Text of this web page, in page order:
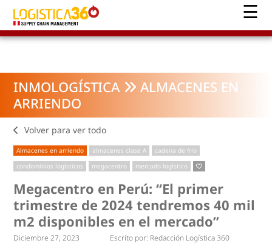
INMOLOGÍSTICA
ALMACENES EN
ARRIENDO
Volver para ver todo
Almacenes en arriendo almacenes clase A
cadena de frío
condominios logísticos
megacentro mercado logístico
Megacentro en Perú: “El primer
trimestre de 2024 tendremos 40 mil
m2 disponibles en el mercado”
Diciembre 27, 2023 Escrito por: Redacción Logística 360